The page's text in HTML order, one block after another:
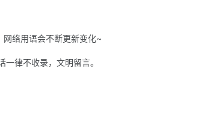
网络用语会不断更新变化~
一律不收录，文明留言。